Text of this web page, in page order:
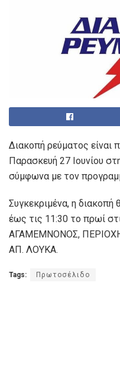
Διακοπή ρεύματος είναι
Παρασκευή 27 Ιουνίου
σύμφωνα με τον
Συγκεκριμένα, η διακοπή
έως τις 11:30 το πρωί
ΑΓΑΜΕΜΝΟΝΟΣ,
ΑΠ. ΛΟΥΚΑ.
Tags: Πρωτοσέλιδο